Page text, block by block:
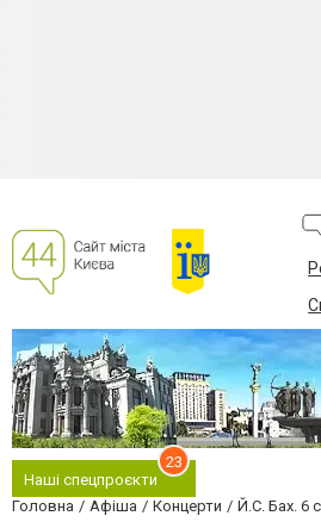
Наші спецпроєкти
23
Головна Афіша Концерти Й.С. Бах. 6